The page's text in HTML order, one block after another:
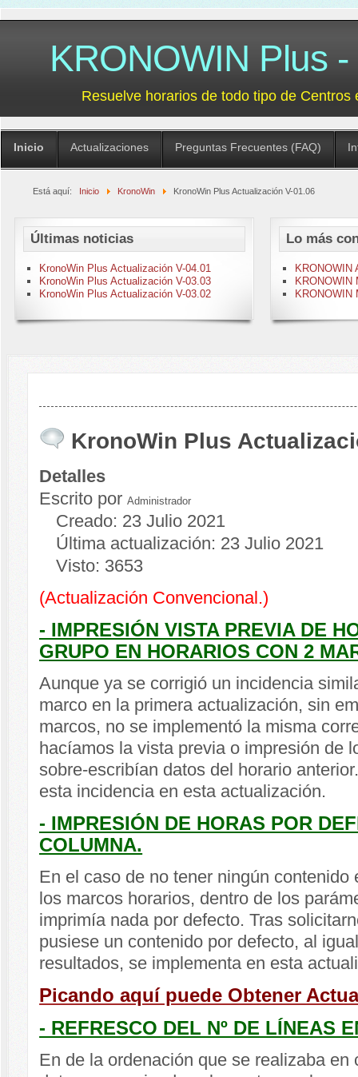
KRONOWIN Plus
Resuelve horarios de todo tipo de Centros
Inicio Actualizaciones Preguntas Frecuentes (FAQ)
Está aquí: Inicio KronoWin KronoWin Plus Actualización V-01.06
Últimas noticias
KronoWin Plus Actualización V-04.01
KronoWin Plus Actualización V-03.03
KronoWin Plus Actualización V-03.02
Lo más
KRONOWIN
KRONOWIN
KRONOWIN
KronoWin Plus
Detalles
Escrito porAdministrador
Creado: 23 Julio 2021
Última actualización: 23 Julio 2021
Visto: 3653
(Actualización Convencional.)
- IMPRESIÓN VISTA PREVIA DE
GRUPO EN HORARIOS CON 2
Aunque ya se corrigió un incidencia
marco en la primera actualización, sin
marcos, no se implementó la misma
hacíamos la vista previa o impresión de
sobre-escribían datos del horario
esta incidencia en esta actualización.
- IMPRESIÓN DE HORAS POR
COLUMNA.
En el caso de no tener ningún contenido
los marcos horarios, dentro de los
imprimía nada por defecto. Tras
pusiese un contenido por defecto, al
resultados, se implementa en esta
Picando aquí puede Obtener
- REFRESCO DEL Nº DE LÍNEAS
En de la ordenación que se realizaba en